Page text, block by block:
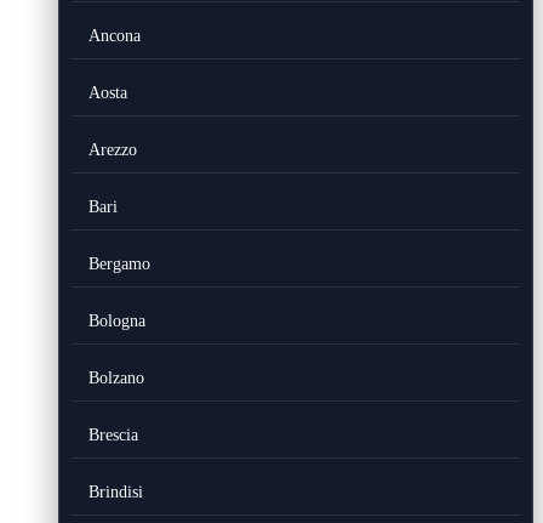
Ancona
Aosta
Arezzo
Bari
Bergamo
Bologna
Bolzano
Brescia
Brindisi